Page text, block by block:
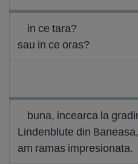
in ce tara?
sau in ce oras?
buna, incearca la
Lindenblute din
am ramas impresionata.